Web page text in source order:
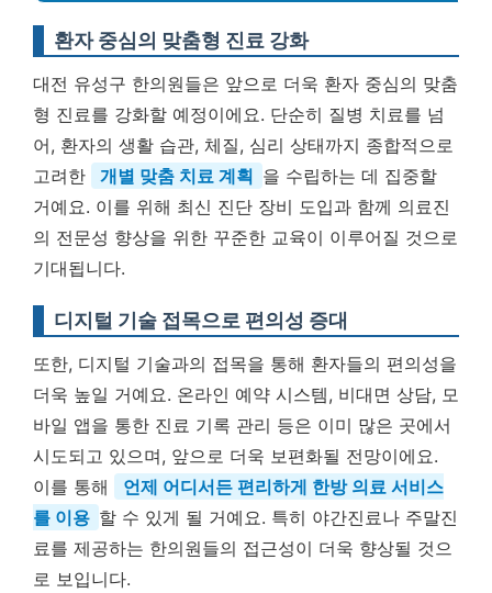
환자 중심의 맞춤형 진료 강화
대전 유성구 한의원들은 앞으로 더욱 환자 중심의 맞춤
형 진료를 강화할 예정이에요. 단순히 질병 치료를 넘
어, 환자의 생활 습관, 체질, 심리 상태까지 종합적으로
고려한
개별 맞춤 치료 계획 을 수립하는 데 집중할
거예요. 이를 위해 최신 진단 장비 도입과 함께 의료진
의 전문성 향상을 위한 꾸준한 교육이 이루어질 것으로
기대됩니다.
디지털 기술 접목으로 편의성 증대
또한, 디지털 기술과의 접목을 통해 환자들의 편의성을
더욱 높일 거예요. 온라인 예약 시스템, 비대면 상담, 모
바일 앱을 통한 진료 기록 관리 등은 이미 많은 곳에서
시도되고 있으며, 앞으로 더욱 보편화될 전망이에요.
이를 통해
언제 어디서든 편리하게 한방 의료 서비스
를 이용 할 수 있게 될 거예요. 특히 야간진료나 주말진
료를 제공하는 한의원들의 접근성이 더욱 향상될 것으
로 보입니다.